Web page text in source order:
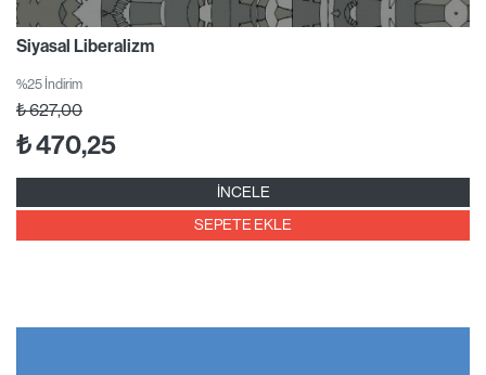
Siyasal Liberalizm
%25 İndirim
₺627,00
₺470,25
İNCELE
SEPETE EKLE